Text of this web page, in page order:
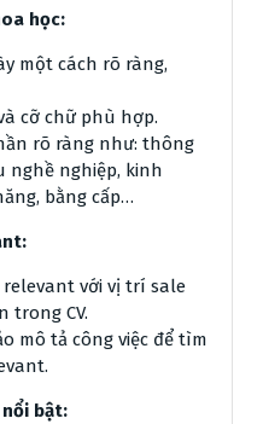
học:
một cách rõ ràng,
cỡ chữ phù hợp.
rõ ràng như: thông
nghề nghiệp, kinh
bằng cấp…
với vị trí sale
trong CV.
mô tả công việc để tìm
bật: